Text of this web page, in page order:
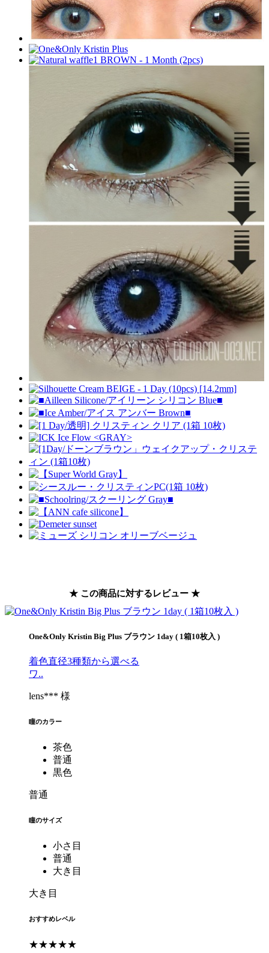
★ この商品に対するレビュー ★
⁡One&Only Kristin Big Plus ブラウン 1day ( 1箱10枚入 )
着色直径3種類から選べる
ワ..
lens*** 様
瞳のカラー
茶色
普通
黒色
普通
瞳のサイズ
小さ目
普通
大き目
大き目
おすすめレベル
★★★★★